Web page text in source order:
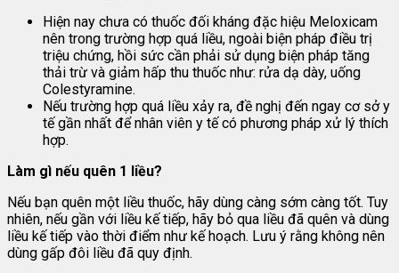
Hiện nay chưa có thuốc đối kháng đặc hiệu Meloxicam
nên trong trường hợp quá liều, ngoài biện pháp điều trị
triệu chứng, hồi sức cần phải sử dụng biện pháp tăng
thải trừ và giảm hấp thu thuốc như: rửa dạ dày, uống
Colestyramine.
Nếu trường hợp quá liều xảy ra, đề nghị đến ngay cơ sở y
tế gần nhất để nhân viên y tế có phương pháp xử lý thích
hợp.
Làm gì nếu quên 1 liều?
Nếu bạn quên một liều thuốc, hãy dùng càng sớm càng tốt. Tuy
nhiên, nếu gần với liều kế tiếp, hãy bỏ qua liều đã quên và dùng
liều kế tiếp vào thời điểm như kế hoạch. Lưu ý rằng không nên
dùng gấp đôi liều đã quy định.